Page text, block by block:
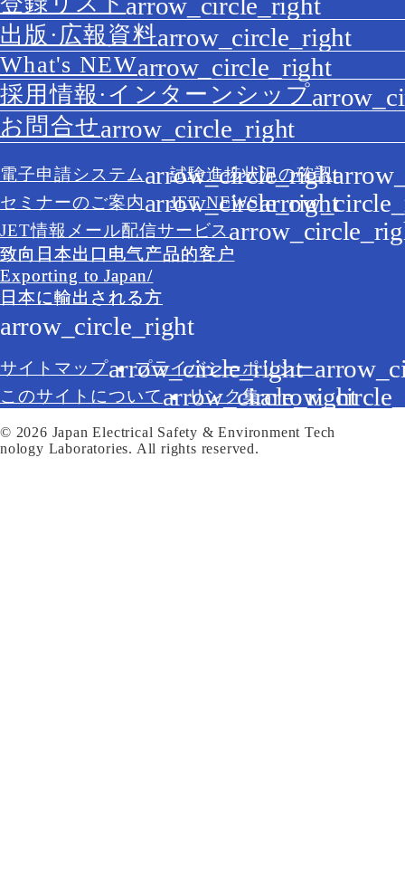
出版·広報資料
What's NEW
採用情報·インターンシップ
お問合せ
電子申請システム
試験進捗状況の確認
セミナーのご案内
JET NEWS
JET情報メール配信サービス
致向日本出口电气产品的客户
Exporting to Japan/
日本に輸出される方
サイトマップ
プライバシーポリシー
このサイトについて
リンク集
© 2026 Japan Electrical Safety & Environment Tech
nology Laboratories. All rights reserved.